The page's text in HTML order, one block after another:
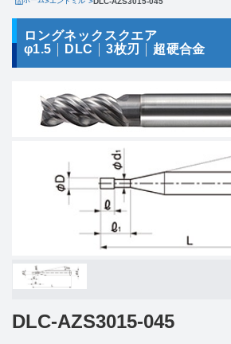
お問い合わせ
カタログ一覧
ロングネックスクエア
φ1.5
DLC 3枚刃 超硬合金
DLC-AZS3015-045